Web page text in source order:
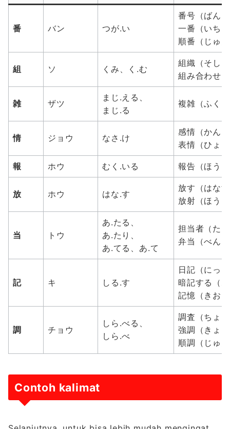
番 バン つが.い
番号（ばん
一番（いち
順番（じゅ
組 ソ くみ、く.む
組織（そし
組み合わせ
雑 ザツ
まじ.える、
まじ.る
複雑（ふく
情 ジョウ なさ.け
感情（かん
表情（ひょ
報 ホウ むく.いる 報告（ほう
放 ホウ はな.す
放す（はな
放射（ほう
当 トウ
あ.たる、
あ.たり、
あ.てる、あ.て
担当者（た
弁当（べん
記 キ しる.す
日記（にっ
暗記する（
記憶（きお
調 チョウ
しら.べる、
しら.べ
調査（ちょ
強調（きょ
順調（じゅ
Contoh kalimat